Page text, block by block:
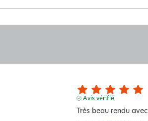
Avis vérifié
Très beau rendu